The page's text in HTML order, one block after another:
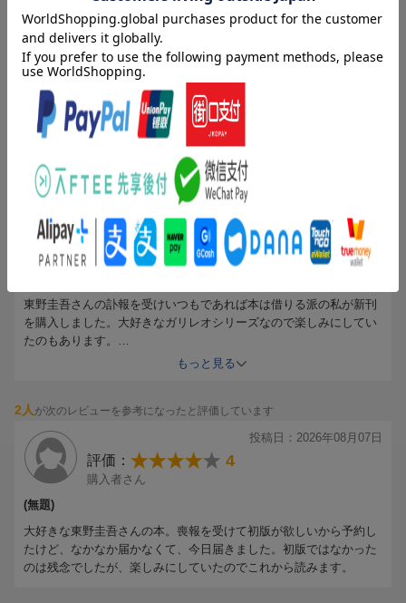
投稿日：2026年08月06日
評価： 5
購入者さん
(無題)
東野圭吾さんの作品が今後読めないなんて、本当にショックです…
ありがとうございました。
が次のレビューを参考になったと評価しています
評価： 5
購入者さん
東野圭吾さんの訃報を受けいつもであれば本は借りる派の私が新刊
を購入しました。大好きなガリレオシリーズなので楽しみにしてい
たのもあります。
発売日の今日無事に届き、全部読みました。詳しく書くとネタバレ
物語に引き込まれました。
もっと見る
2人が次のレビューを参考になったと評価しています
投稿日：2026年08月07日
評価： 4
購入者さん
(無題)
大好きな東野圭吾さんの本。喪報を受けて初版が欲しいから予約し
たけど、なかなか届かなくて、今日届きました。初版ではなかった
のは残念でしたが、楽しみにしていたのでこれから読みます。